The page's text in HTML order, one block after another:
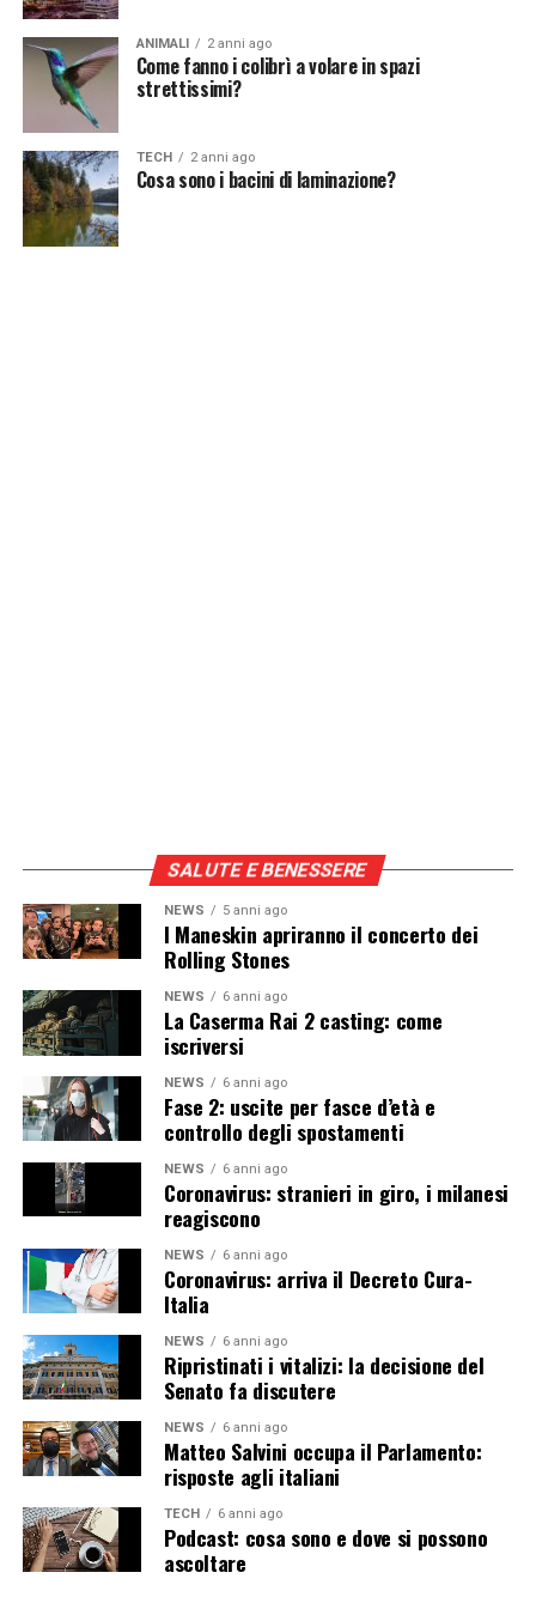
Continua a leggere su atuttonotizie.it
Vuoi essere sempre aggiornato e ricevere le principali
notizie del giorno?
ANIMALI 2 anni ago
Come fanno i colibrì a volare in spazi
strettissimi?
TECH 2 anni ago
Cosa sono i bacini di laminazione?
SALUTE E BENESSERE
NEWS 5 anni ago
I Maneskin apriranno il concerto dei
Rolling Stones
NEWS 6 anni ago
La Caserma Rai 2 casting: come
iscriversi
NEWS 6 anni ago
Fase 2: uscite per fasce d’età e
controllo degli spostamenti
NEWS 6 anni ago
Coronavirus: stranieri in giro, i milanesi
reagiscono
NEWS 6 anni ago
Coronavirus: arriva il Decreto Cura-
Italia
NEWS 6 anni ago
Ripristinati i vitalizi: la decisione del
Senato fa discutere
NEWS 6 anni ago
Matteo Salvini occupa il Parlamento:
risposte agli italiani
TECH 6 anni ago
Podcast: cosa sono e dove si possono
ascoltare